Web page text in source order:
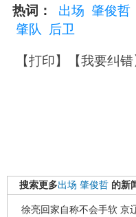
热词： 出场 肇俊哲
肇队
后卫
【打印】【我要纠错
搜索更多出场 肇俊哲 的新
徐亮回家自称不会手软 京